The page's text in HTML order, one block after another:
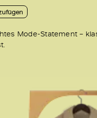
Mode-Statement –